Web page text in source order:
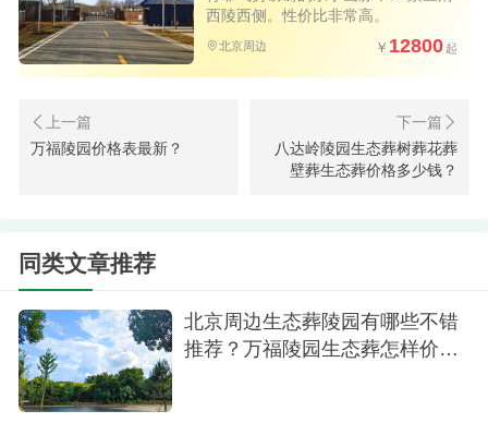
万福陵园墓地主要以块售卖，双穴为主，一块
便宜的要数卧碑了，价格起步是38000，详细价格如
真龙园方桌卧碑价格38000元
真龙园西式管帽碑价格98000元
真龙园龙凤碑价格108000元
真龙园印度红福字碑价格188000元
真龙园山西黑价格198000元
西陵西侧。性价比非常高。
北京周边 12800
万福陵园价格表最新？
八达岭陵园生态葬树葬花葬
壁葬生态葬价格多少钱？
同类文章推荐
北京周边生态葬陵园有哪些不错
推荐？万福陵园生态葬怎样价格